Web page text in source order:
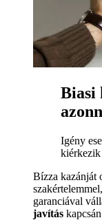
Biasi
Igény
Bízza kazánját
garanciával
javítás